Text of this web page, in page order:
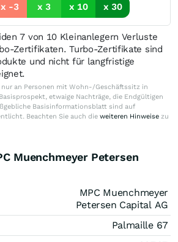
x -3 x 3 x 10 x 30
7 von 10 Kleinanlegern Verluste
Zertifikaten. Turbo-Zertifikate sind
und nicht für langfristige
an Personen mit Wohn-/Geschäftssitz in
etwaige Nachträge, die Endgültigen
Basisinformationsblatt sind auf
Beachten Sie auch die weiteren Hinweise zu
Muenchmeyer Petersen
MPC Muenchmeyer
Petersen Capital AG
Palmaille 67